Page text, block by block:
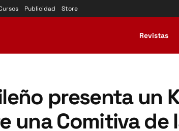
Publicidad Store
Revistas
presenta un
una Comitiva de